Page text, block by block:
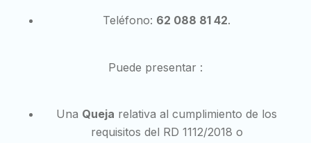
Teléfono: 62 088 81 42.
Puede presentar :
Una Queja relativa al cumplimiento de los
requisitos del RD 1112/2018 o